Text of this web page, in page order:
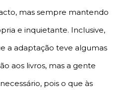
mas sempre mantendo
e inquietante. Inclusive,
a adaptação teve algumas
aos livros, mas a gente
pois o que às